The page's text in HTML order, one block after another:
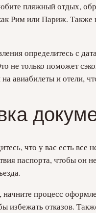
пляжный отдых,
Рим или Париж. Также
определитесь с
не только поможет
авиабилеты и отели,
что у вас есть
паспорта, чтобы он
процесс
избежать отказов.